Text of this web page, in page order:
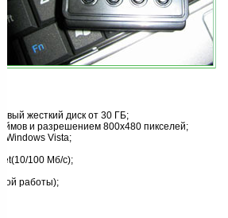
жесткий диск от 30 ГБ;
и разрешением 800х480 пикселей;
Windows Vista;
100 Мб/с);
работы);